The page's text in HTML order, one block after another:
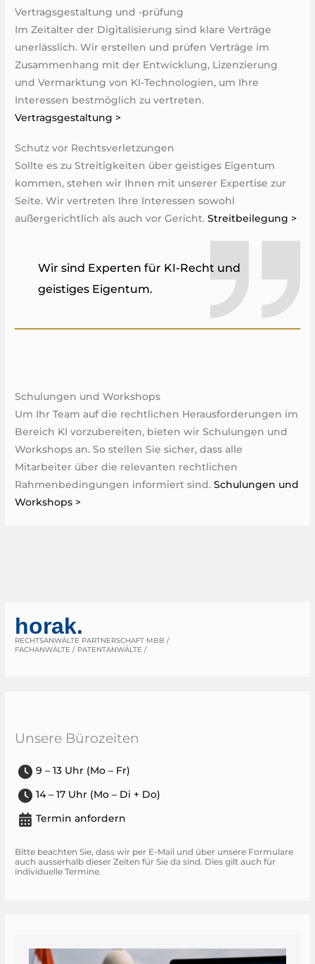
Vertragsgestaltung und -prüfung
Im Zeitalter der Digitalisierung sind klare Verträge
unerlässlich. Wir erstellen und prüfen Verträge im
Zusammenhang mit der Entwicklung, Lizenzierung
und Vermarktung von KI-Technologien, um Ihre
Interessen bestmöglich zu vertreten.
Vertragsgestaltung >
Schutz vor Rechtsverletzungen
Sollte es zu Streitigkeiten über geistiges Eigentum
kommen, stehen wir Ihnen mit unserer Expertise zur
Seite. Wir vertreten Ihre Interessen sowohl
außergerichtlich als auch vor Gericht.Streitbeilegung >
Wir sind Experten für KI-Recht und
geistiges Eigentum.
Schulungen und Workshops
Um Ihr Team auf die rechtlichen Herausforderungen im
Bereich KI vorzubereiten, bieten wir Schulungen und
Workshops an. So stellen Sie sicher, dass alle
Mitarbeiter über die relevanten rechtlichen
Rahmenbedingungen informiert sind.Schulungen und
Workshops >
horak.
RECHTSANWÄLTE PARTNERSCHAFT MBB /
FACHANWÄLTE / PATENTANWÄLTE /
Unsere Bürozeiten
9 – 13 Uhr (Mo – Fr)
14 – 17 Uhr (Mo – Di + Do)
Termin anfordern
Bitte beachten Sie, dass wir per E-Mail und über unsere Formulare
auch ausserhalb dieser Zeiten für Sie da sind. Dies gilt auch für
individuelle Termine.